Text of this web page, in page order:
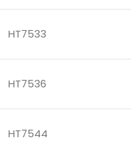
HT7533
HT7536
HT7544